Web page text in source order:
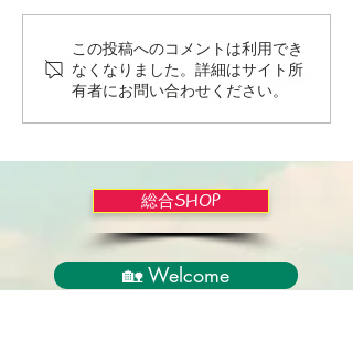
Wordだけで作っちゃおう
～★みことば職人るちゃ
ん('◇')ゞ
この投稿へのコメントは利用でき
なくなりました。詳細はサイト所
有者にお問い合わせください。
総合SHOP
🏡 Welcome